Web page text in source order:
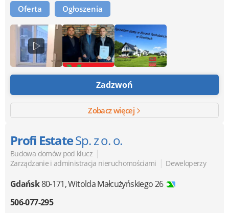
Oferta Ogłoszenia
Zadzwoń
Zobacz więcej
Profi EstateSp. z o. o.
Budowa domów pod klucz |
Zarządzanie i administracja nieruchomościami | Deweloperzy
Gdańsk80-171,Witolda Małcużyńskiego 26
506-077-295